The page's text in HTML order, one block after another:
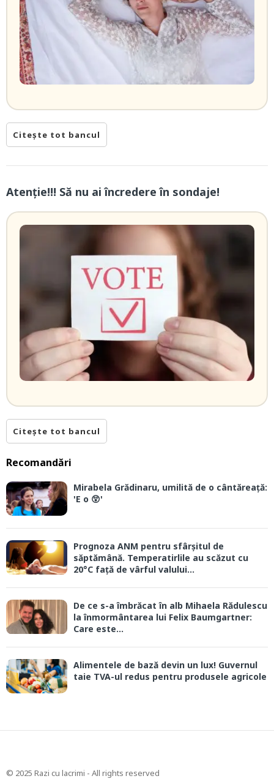
Citește tot bancul
Atenție!!! Să nu ai încredere în sondaje!
Citește tot bancul
Recomandări
Mirabela Grădinaru, umilită de o cântăreață:
'E o 😲'
Prognoza ANM pentru sfârșitul de
săptămână. Temperatirlile au scăzut cu
20°C față de vârful valului...
De ce s-a îmbrăcat în alb Mihaela Rădulescu
la înmormântarea lui Felix Baumgartner:
Care este...
Alimentele de bază devin un lux! Guvernul
taie TVA-ul redus pentru produsele agricole
© 2025 Razi cu lacrimi - All rights reserved